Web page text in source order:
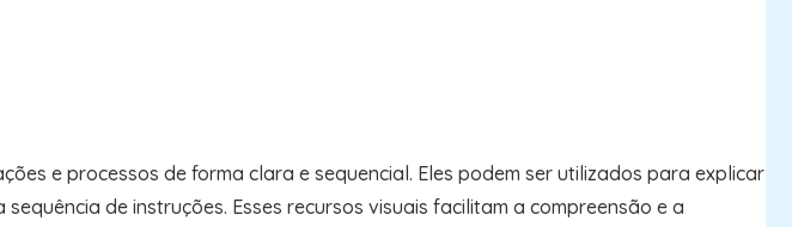
e processos de forma clara e sequencial. Eles podem ser utilizados para explicar
de instruções. Esses recursos visuais facilitam a compreensão e a